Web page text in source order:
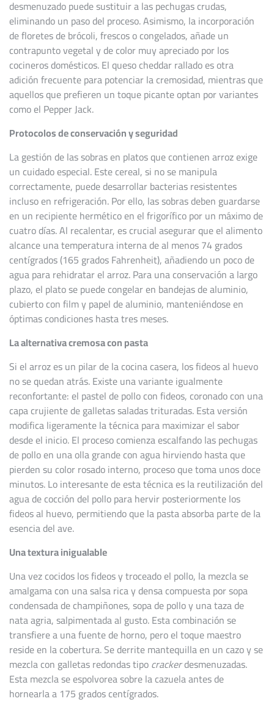
desmenuzado puede sustituir a las pechugas crudas,
eliminando un paso del proceso. Asimismo, la incorporación
de floretes de brócoli, frescos o congelados, añade un
contrapunto vegetal y de color muy apreciado por los
cocineros domésticos. El queso cheddar rallado es otra
adición frecuente para potenciar la cremosidad, mientras que
aquellos que prefieren un toque picante optan por variantes
como el Pepper Jack.
Protocolos de conservación y seguridad
La gestión de las sobras en platos que contienen arroz exige
un cuidado especial. Este cereal, si no se manipula
correctamente, puede desarrollar bacterias resistentes
incluso en refrigeración. Por ello, las sobras deben guardarse
en un recipiente hermético en el frigorífico por un máximo de
cuatro días. Al recalentar, es crucial asegurar que el alimento
alcance una temperatura interna de al menos 74 grados
centígrados (165 grados Fahrenheit), añadiendo un poco de
agua para rehidratar el arroz. Para una conservación a largo
plazo, el plato se puede congelar en bandejas de aluminio,
cubierto con film y papel de aluminio, manteniéndose en
óptimas condiciones hasta tres meses.
La alternativa cremosa con pasta
Si el arroz es un pilar de la cocina casera, los fideos al huevo
no se quedan atrás. Existe una variante igualmente
reconfortante: el pastel de pollo con fideos, coronado con una
capa crujiente de galletas saladas trituradas. Esta versión
modifica ligeramente la técnica para maximizar el sabor
desde el inicio. El proceso comienza escalfando las pechugas
de pollo en una olla grande con agua hirviendo hasta que
pierden su color rosado interno, proceso que toma unos doce
minutos. Lo interesante de esta técnica es la reutilización del
agua de cocción del pollo para hervir posteriormente los
fideos al huevo, permitiendo que la pasta absorba parte de la
esencia del ave.
Una textura inigualable
Una vez cocidos los fideos y troceado el pollo, la mezcla se
amalgama con una salsa rica y densa compuesta por sopa
condensada de champiñones, sopa de pollo y una taza de
nata agria, salpimentada al gusto. Esta combinación se
transfiere a una fuente de horno, pero el toque maestro
reside en la cobertura. Se derrite mantequilla en un cazo y se
mezcla con galletas redondas tipocrackerdesmenuzadas.
Esta mezcla se espolvorea sobre la cazuela antes de
hornearla a 175 grados centígrados.